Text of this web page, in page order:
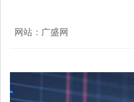
网站：广盛网